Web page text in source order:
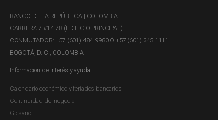
BANCO DE LA REPÚBLICA | COLOMBIA
CARRERA 7 #14-78 (EDIFICIO PRINCIPAL)
CONMUTADOR: +57 (601) 484-9980 Ó +57 (601) 343-1111
BOGOTÁ, D. C., COLOMBIA
Información de interés y ayuda
Calendario económico y feriados bancarios
Continuidad del negocio
Glosario